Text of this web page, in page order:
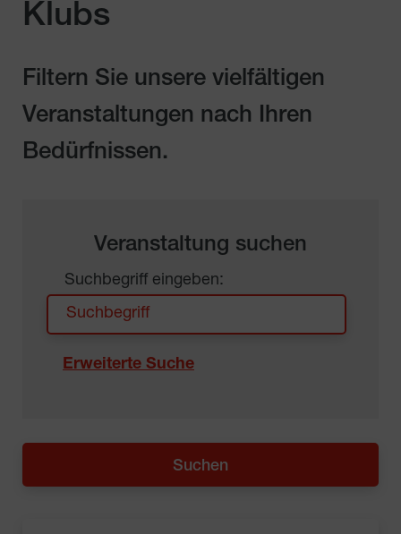
Klubs
Filtern Sie unsere vielfältigen
Veranstaltungen nach Ihren
Bedürfnissen.
Veranstaltung suchen
Suchbegriff eingeben:
Erweiterte Suche